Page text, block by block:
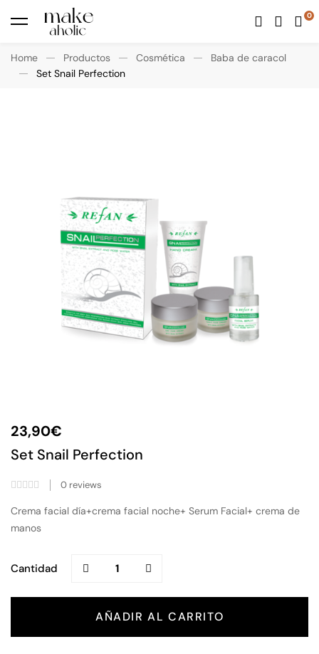
Home Productos Cosmética
Baba de caracol
Set Snail Perfection
23,90€
Set Snail Perfection
0 reviews
Crema facial día+crema facial noche+ Serum Facial+ crema de
manos
Cantidad
AÑADIR AL CARRITO